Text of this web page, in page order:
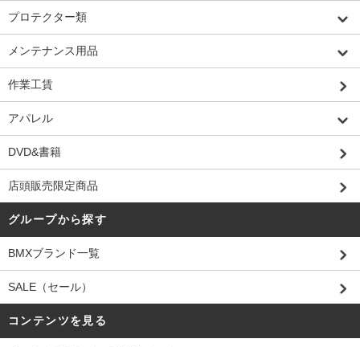
プロテクター類
メンテナンス用品
作業工賃
アパレル
DVD&書籍
店頭販売限定商品
グループから探す
BMXブランド一覧
SALE（セール）
コンテンツを見る